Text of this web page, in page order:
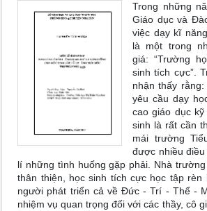
Trong những
Giáo dục và
việc dạy kĩ
là một trong
giá: “Trường
sinh tích cực”.
nhận thấy
yêu cầu dạy
cao giáo dục
sinh là rất cần
mái trường
được nhiều
lí những tình huống gặp phải. Nhà
thân thiện, học sinh tích cực học tập rèn
người phát triển cả về Đức - Trí - Thể -
nhiệm vụ quan trọng đối với các thầy, cô